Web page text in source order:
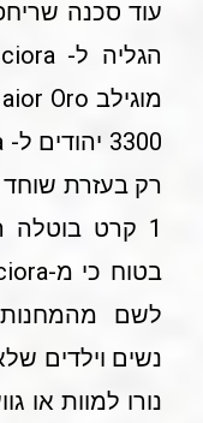
עוד סכנה
רק בעזרת
1 קרט בוטלה
לשם מהמחנות
נשים וילדים
נורו למוות או